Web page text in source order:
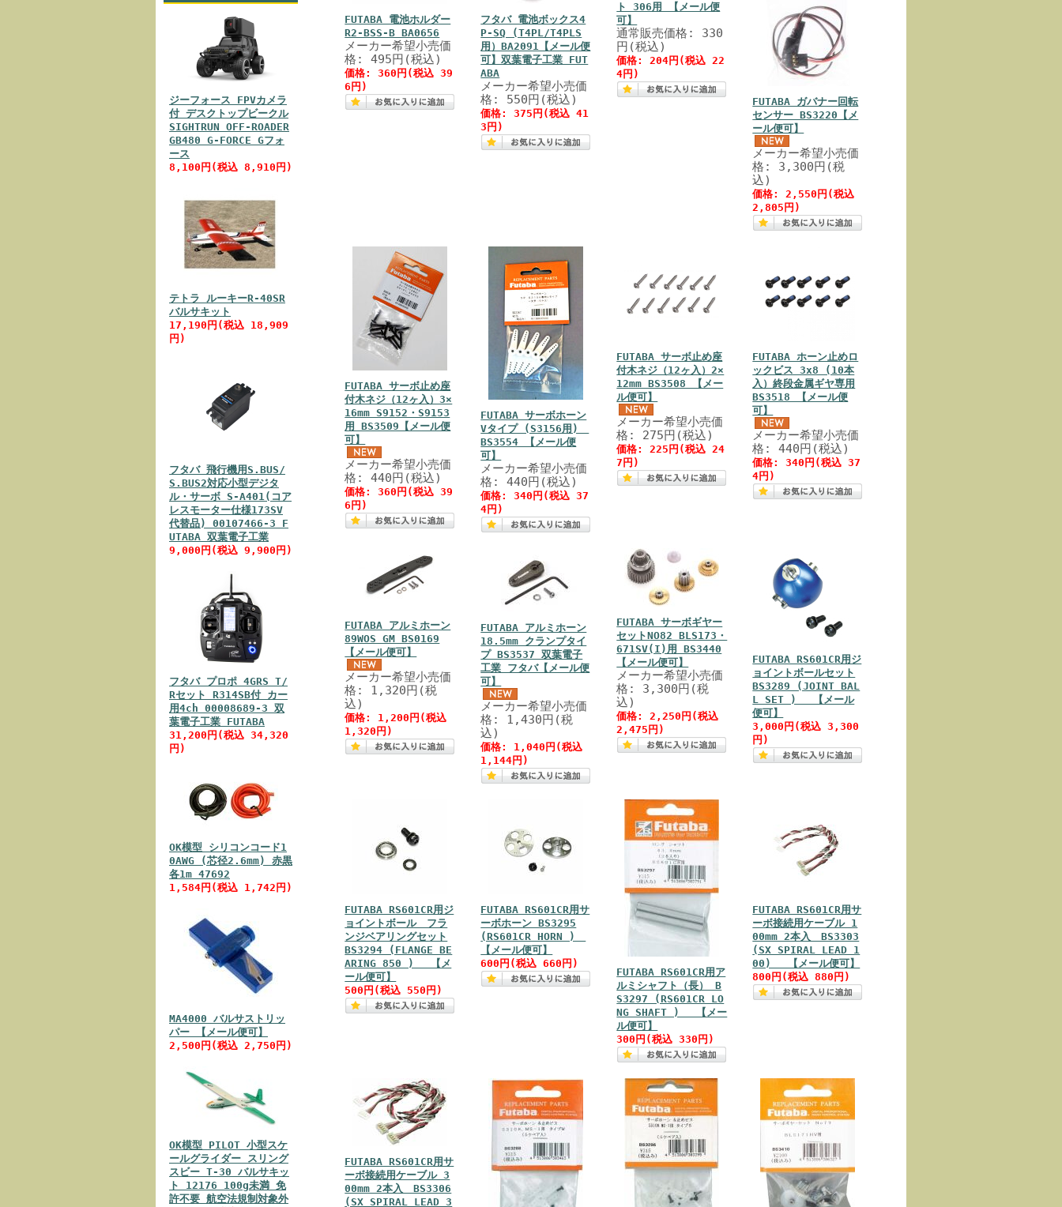
ジーフォース FPVカメラ
付 デスクトップビークル
SIGHTRUN OFF-ROADER
GB480 G-FORCE Gフォ
ース
8,100円(税込 8,910円)
テトラ ルーキーR-40SR
バルサキット
17,190円(税込 18,909
円)
フタバ 飛行機用S.BUS/
S.BUS2対応小型デジタ
ル・サーボ S-A401(コア
レスモーター仕様173SV
代替品) 00107466-3 F
UTABA 双葉電子工業
9,000円(税込 9,900円)
フタバ プロポ 4GRS T/
Rセット R314SB付 カー
用4ch 00008689-3 双
葉電子工業 FUTABA
31,200円(税込 34,320
円)
OK模型 シリコンコード1
0AWG (芯径2.6mm) 赤黒
各1m 47692
1,584円(税込 1,742円)
MA4000 バルサストリッ
パー 【メール便可】
2,500円(税込 2,750円)
OK模型 PILOT 小型スケ
ールグライダー スリング
スビー T-30 バルサキッ
ト 12176 100g未満 免
許不要 航空法規制対象外
FUTABA 電池ホルダー
R2-BSS-B BA0656
メーカー希望小売価
格: 495円(税込)
価格: 360円(税込 39
6円)
フタバ 電池ボックス4
P-SQ (T4PL/T4PLS
用）BA2091【メール便
可】双葉電子工業 FUT
ABA
メーカー希望小売価
格: 550円(税込)
価格: 375円(税込 41
3円)
ト 306用 【メール便
可】
通常販売価格: 330
円(税込)
価格: 204円(税込 22
4円)
FUTABA ガバナー回転
センサー BS3220【メ
ール便可】
メーカー希望小売価
格: 3,300円(税
込)
価格: 2,550円(税込
2,805円)
FUTABA サーボ止め座
付木ネジ（12ヶ入）3×
16mm S9152・S9153
用 BS3509【メール便
可】
メーカー希望小売価
格: 440円(税込)
価格: 360円(税込 39
6円)
FUTABA サーボホーン
Vタイプ (S3156用)
BS3554 【メール便
可】
メーカー希望小売価
格: 440円(税込)
価格: 340円(税込 37
4円)
FUTABA サーボ止め座
付木ネジ（12ヶ入）2×
12mm BS3508 【メー
ル便可】
メーカー希望小売価
格: 275円(税込)
価格: 225円(税込 24
7円)
FUTABA ホーン止めロ
ックビス 3x8 (10本
入）終段金属ギヤ専用
BS3518 【メール便
可】
メーカー希望小売価
格: 440円(税込)
価格: 340円(税込 37
4円)
FUTABA アルミホーン
89WOS GM BS0169
【メール便可】
メーカー希望小売価
格: 1,320円(税
込)
価格: 1,200円(税込
1,320円)
FUTABA アルミホーン
18.5mm クランプタイ
プ BS3537 双葉電子
工業 フタバ【メール便
可】
メーカー希望小売価
格: 1,430円(税
込)
価格: 1,040円(税込
1,144円)
FUTABA サーボギヤー
セットNO82 BLS173・
671SV(I)用 BS3440
【メール便可】
メーカー希望小売価
格: 3,300円(税
込)
価格: 2,250円(税込
2,475円)
FUTABA RS601CR用ジ
ョイントボールセット
BS3289 (JOINT BAL
L SET ) 【メール
便可】
3,000円(税込 3,300
円)
FUTABA RS601CR用ジ
ョイントボール フラ
ンジベアリングセット
BS3294 (FLANGE BE
ARING 850 ) 【メ
ール便可】
500円(税込 550円)
FUTABA RS601CR用サ
ーボホーン BS3295
(RS601CR HORN )
【メール便可】
600円(税込 660円)
FUTABA RS601CR用ア
ルミシャフト（長） B
S3297 (RS601CR LO
NG SHAFT ) 【メー
ル便可】
300円(税込 330円)
FUTABA RS601CR用サ
ーボ接続用ケーブル 1
00mm 2本入 BS3303
(SX SPIRAL LEAD 1
00) 【メール便可】
800円(税込 880円)
FUTABA RS601CR用サ
ーボ接続用ケーブル 3
00mm 2本入 BS3306
(SX SPIRAL LEAD 3